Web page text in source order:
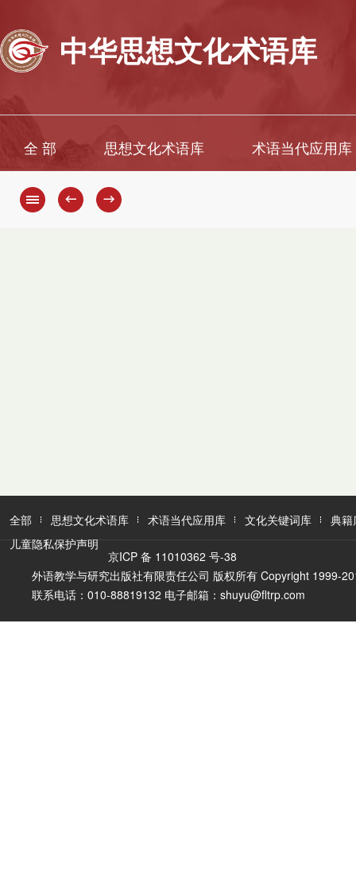
中华思想文化术语库
全 部 思想文化术语库 术语当代应用库
← →
全部 思想文化术语库 术语当代应用库 文化关键词库
典籍
儿童隐私保护声明
京ICP 备 11010362 号-38
外语教学与研究出版社有限责任公司 版权所有 Copyright 1999-
联系电话：010-88819132 电子邮箱：shuyu@fltrp.com